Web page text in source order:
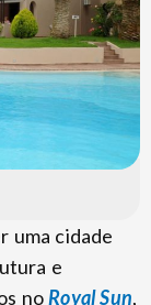
uma cidade
e
noRoyal Sun,